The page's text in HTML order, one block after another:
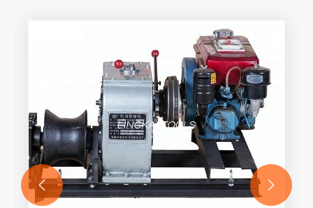
 